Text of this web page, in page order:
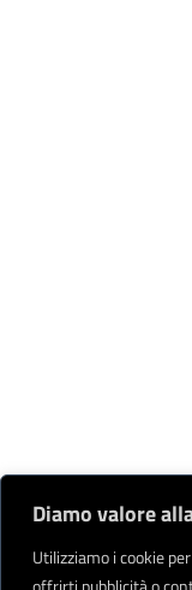
Diamo valore
Utilizziamo i cookie